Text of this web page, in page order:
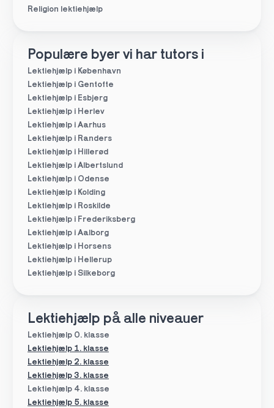
Religion lektiehjælp
Populære byer vi har tutors i
Lektiehjælp i København
Lektiehjælp i Gentofte
Lektiehjælp i Esbjerg
Lektiehjælp i Herlev
Lektiehjælp i Aarhus
Lektiehjælp i Randers
Lektiehjælp i Hillerød
Lektiehjælp i Albertslund
Lektiehjælp i Odense
Lektiehjælp i Kolding
Lektiehjælp i Roskilde
Lektiehjælp i Frederiksberg
Lektiehjælp i Aalborg
Lektiehjælp i Horsens
Lektiehjælp i Hellerup
Lektiehjælp i Silkeborg
Lektiehjælp på alle niveauer
Lektiehjælp 0. klasse
Lektiehjælp 4. klasse
Lektiehjælp 5. klasse
Lektiehjælp 1. klasse
Lektiehjælp 2. klasse
Lektiehjælp 3. klasse